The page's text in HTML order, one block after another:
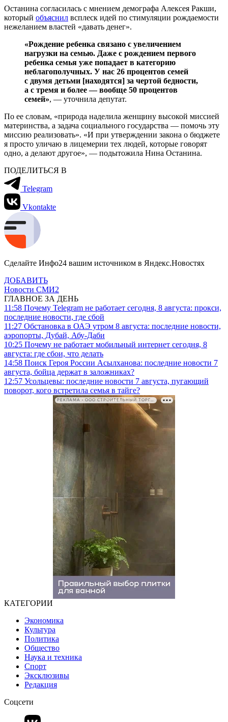
Останина согласилась с мнением демографа Алексея Ракши,
который объяснил всплеск идей по стимуляции рождаемости
нежеланием властей «давать денег».
«Рождение ребенка связано с увеличением
нагрузки на семью. Даже с рождением первого
ребенка семья уже попадает в категорию
неблагополучных. У нас 26 процентов семей
с двумя детьми [находятся] за чертой бедности,
а с тремя и более — вообще 50 процентов
семей», — уточнила депутат.
По ее словам, «природа наделила женщину высокой миссией
материнства, а задача социального государства — помочь эту
миссию реализовать». «И при утверждении закона о бюджете
я просто уличаю в лицемерии тех людей, которые говорят
одно, а делают другое», — подытожила Нина Останина.
ПОДЕЛИТЬСЯ В
Telegram
Vkontakte
Сделайте Инфо24 вашим источником в Яндекс.Новостях
ДОБАВИТЬ
Новости СМИ2
ГЛАВНОЕ ЗА ДЕНЬ
11:58 Почему Telegram не работает сегодня, 8 августа: прокси,
последние новости, где сбой
11:27 Обстановка в ОАЭ утром 8 августа: последние новости,
аэропорты, Дубай, Абу-Даби
10:25 Почему не работает мобильный интернет сегодня, 8
августа: где сбои, что делать
14:58 Поиск Героя России Асылханова: последние новости 7
августа, бойца держат в заложниках?
12:57 Усольцевы: последние новости 7 августа, пугающий
поворот, кого встретила семья в тайге?
РЕКЛАМА • ООО СТРОИТЕЛЬНЫЙ ТОРГОВЫЙ ДОМ «ПЕТРОВИЧ». ИНН: 7802348846
КАТЕГОРИИ
Экономика
Культура
Политика
Общество
Наука и техника
Спорт
Эксклюзивы
Редакция
Соцсети